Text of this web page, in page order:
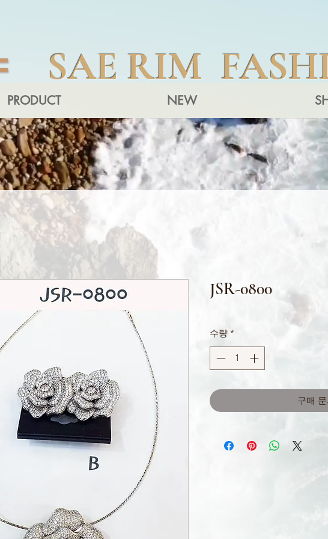
SAE RIM
PRODUCT NEW
JSR-0800
수량 *
구매 문